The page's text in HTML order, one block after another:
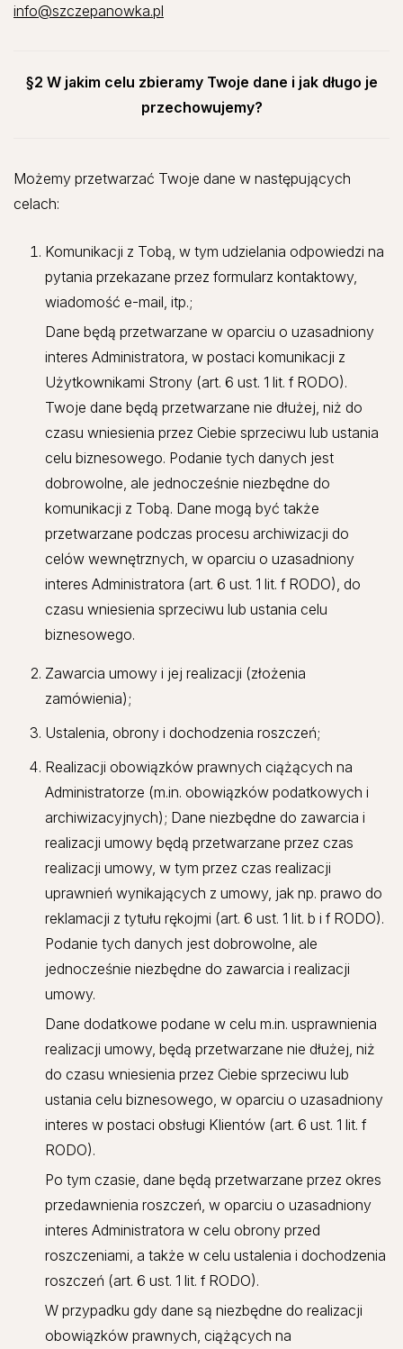
info@szczepanowka.pl
§2 W jakim celu zbieramy Twoje dane i jak długo je
przechowujemy?
Możemy przetwarzać Twoje dane w następujących
celach:
Komunikacji z Tobą, w tym udzielania odpowiedzi na
pytania przekazane przez formularz kontaktowy,
wiadomość e-mail, itp.;
Dane będą przetwarzane w oparciu o uzasadniony
interes Administratora, w postaci komunikacji z
Użytkownikami Strony (art. 6 ust. 1 lit. f RODO).
Twoje dane będą przetwarzane nie dłużej, niż do
czasu wniesienia przez Ciebie sprzeciwu lub ustania
celu biznesowego. Podanie tych danych jest
dobrowolne, ale jednocześnie niezbędne do
komunikacji z Tobą. Dane mogą być także
przetwarzane podczas procesu archiwizacji do
celów wewnętrznych, w oparciu o uzasadniony
interes Administratora (art. 6 ust. 1 lit. f RODO), do
czasu wniesienia sprzeciwu lub ustania celu
biznesowego.
Zawarcia umowy i jej realizacji (złożenia
zamówienia);
Ustalenia, obrony i dochodzenia roszczeń;
Realizacji obowiązków prawnych ciążących na
Administratorze (m.in. obowiązków podatkowych i
archiwizacyjnych); Dane niezbędne do zawarcia i
realizacji umowy będą przetwarzane przez czas
realizacji umowy, w tym przez czas realizacji
uprawnień wynikających z umowy, jak np. prawo do
reklamacji z tytułu rękojmi (art. 6 ust. 1 lit. b i f RODO).
Podanie tych danych jest dobrowolne, ale
jednocześnie niezbędne do zawarcia i realizacji
umowy.
Dane dodatkowe podane w celu m.in. usprawnienia
realizacji umowy, będą przetwarzane nie dłużej, niż
do czasu wniesienia przez Ciebie sprzeciwu lub
ustania celu biznesowego, w oparciu o uzasadniony
interes w postaci obsługi Klientów (art. 6 ust. 1 lit. f
RODO).
Po tym czasie, dane będą przetwarzane przez okres
przedawnienia roszczeń, w oparciu o uzasadniony
interes Administratora w celu obrony przed
roszczeniami, a także w celu ustalenia i dochodzenia
roszczeń (art. 6 ust. 1 lit. f RODO).
W przypadku gdy dane są niezbędne do realizacji
obowiązków prawnych, ciążących na